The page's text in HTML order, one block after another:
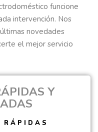
funcione
intervención. Nos
novedades
el mejor servicio
Y
RÁPIDAS